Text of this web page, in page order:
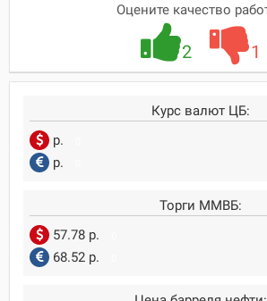
Оцените качество
2 1
Курс валют ЦБ:
р.
р.
Торги ММВБ:
57.78 р.
68.52 р.